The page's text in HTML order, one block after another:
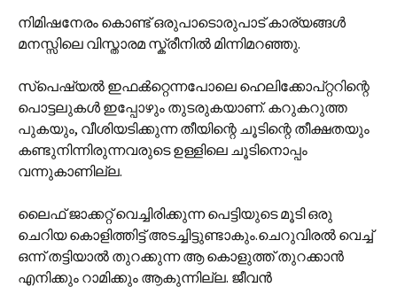
നിമിഷനേരം കൊണ്ട് ഒരുപാടൊരുപാട് കാര്യങ്ങള്‍
മനസ്സിലെ വിസ്താരമ സ്ക്രീനില്‍ മിന്നിമറഞ്ഞു.
സ്പെഷ്യല്‍ ഇഫക്‍റ്റെന്നപോലെ ഹെലിക്കോപ്റ്ററിന്റെ
പൊട്ടലുകള്‍ ഇപ്പോഴും തുടരുകയാണ്. കറുകറുത്ത
പുകയും, വീശിയടിക്കുന്ന തീയിന്റെ ചൂടിന്റെ തീക്ഷതയും
കണ്ടുനിന്നിരുന്നവരുടെ ഉള്ളിലെ ചൂടിനൊപ്പം
വന്നുകാണില്ല.
ലൈഫ് ജാക്കറ്റ് വെച്ചിരിക്കുന്ന പെട്ടിയുടെ മൂടി ഒരു
ചെറിയ കൊളിത്തിട്ട് അടച്ചിട്ടുണ്ടാകും.ചെറുവിരല്‍ വെച്ച്
ഒന്ന് തട്ടിയാല്‍ തുറക്കുന്ന ആ കൊളുത്ത്‍ തുറക്കാന്‍
എനിക്കും റാമിക്കും ആകുന്നില്ല. ജീവന്‍